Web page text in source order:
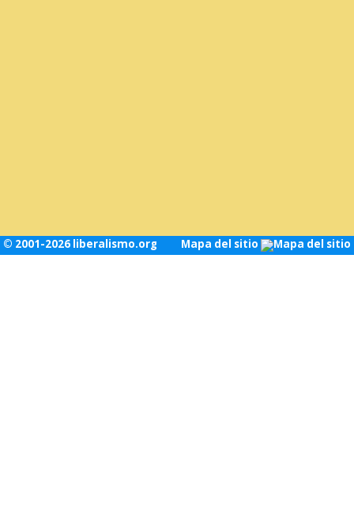
© 2001-2026 liberalismo.org Mapa del sitio